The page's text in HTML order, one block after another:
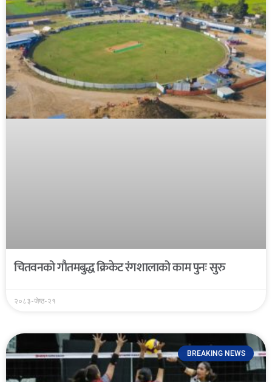
चितवनको गौतमबुद्ध क्रिकेट रंगशालाको काम पुनः सुरु
२०८३-जेष्ठ-२१
BREAKING NEWS